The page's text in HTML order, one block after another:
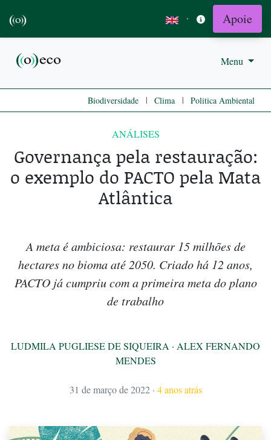
· Apoie
Menu
Biodiversidade | Clima | Politica Ambiental
ANÁLISES
Governança pela restauração:
o exemplo do PACTO pela Mata
Atlântica
A meta é ambiciosa: restaurar 15 milhões de
hectares no bioma até 2050. Criado há 12 anos,
PACTO já cumpriu com a primeira meta do plano
de trabalho
LUDMILA PUGLIESE DE SIQUEIRA · ALEX FERNANDO
MENDES
31 de março de 2022 · 4 anos atrás